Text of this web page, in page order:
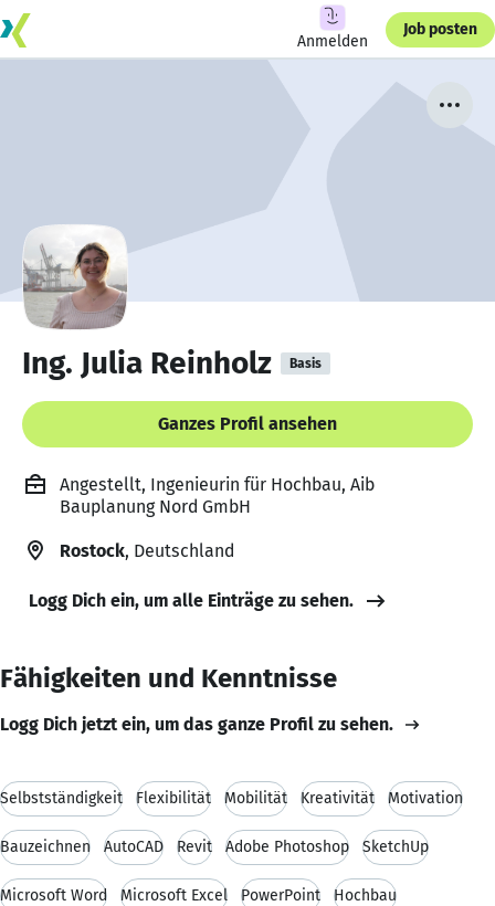
Anmelden
Job posten
Ing. Julia Reinholz Basis
Ganzes Profil ansehen
Angestellt, Ingenieurin für Hochbau, Aib
Bauplanung Nord GmbH
Rostock, Deutschland
Logg Dich ein, um alle Einträge zu sehen.
Fähigkeiten und Kenntnisse
Logg Dich jetzt ein, um das ganze Profil zu sehen.
Selbstständigkeit Flexibilität Mobilität Kreativität Motivation
Bauzeichnen AutoCAD Revit Adobe Photoshop SketchUp
Microsoft Word Microsoft Excel PowerPoint Hochbau